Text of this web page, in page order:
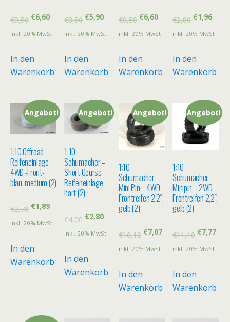
€9,50 €6,60
inkl. 20% MwSt
In den
Warenkorb
€8,50 €5,90
inkl. 20% MwSt
In den
Warenkorb
€9,50 €6,60
inkl. 20% MwSt
In den
Warenkorb
€2,80 €1,96
inkl. 20% MwSt
In den
Warenkorb
Angebot!
1:10 Offroad
Reifeneinlage
4WD -Front-
blau, medium (2)
€2,70 €1,89
inkl. 20% MwSt
In den
Warenkorb
Angebot!
1:10
Schumacher –
Short Course
Reifeneinlage –
hart (2)
€4,00 €2,80
inkl. 20% MwSt
In den
Warenkorb
Angebot!
1:10
Schumacher
Mini Pin – 4WD
Frontreifen 2,2″,
gelb (2)
€10,10 €7,07
inkl. 20% MwSt
In den
Warenkorb
Angebot!
1:10
Schumacher
Minipin – 2WD
Frontreifen 2,2″,
gelb (2)
€11,10 €7,77
inkl. 20% MwSt
In den
Warenkorb